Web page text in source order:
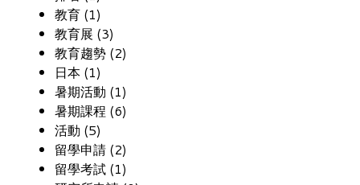
教育 (1)
教育展 (3)
教育趨勢 (2)
日本 (1)
暑期活動 (1)
暑期課程 (6)
活動 (5)
留學申請 (2)
留學考試 (1)